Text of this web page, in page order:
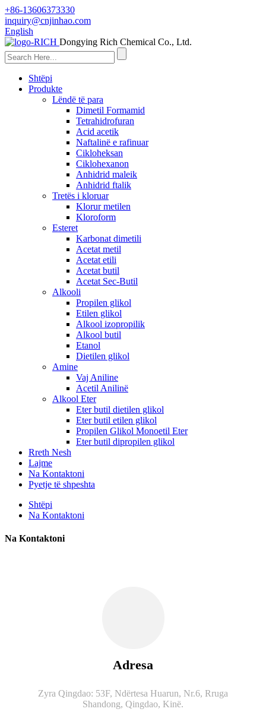
+86-13606373330
inquiry@cnjinhao.com
English
Dongying Rich Chemical Co., Ltd.
Shtëpi
Produkte
Lëndë të para
Dimetil Formamid
Tetrahidrofuran
Acid acetik
Naftalinë e rafinuar
Cikloheksan
Ciklohexanon
Anhidrid maleik
Anhidrid ftalik
Tretës i kloruar
Klorur metilen
Kloroform
Esteret
Karbonat dimetili
Acetat metil
Acetat etili
Acetat butil
Acetat Sec-Butil
Alkooli
Propilen glikol
Etilen glikol
Alkool izopropilik
Alkool butil
Etanol
Dietilen glikol
Amine
Vaj Aniline
Acetil Anilinë
Alkool Eter
Eter butil dietilen glikol
Eter butil etilen glikol
Propilen Glikol Monoetil Eter
Eter butil dipropilen glikol
Rreth Nesh
Lajme
Na Kontaktoni
Pyetje të shpeshta
Shtëpi
Na Kontaktoni
Na Kontaktoni
Adresa
Zyra Qingdao: 53F, Ndërtesa Huarun, Nr.6, Rruga
Shandong, Qingdao, Kinë.